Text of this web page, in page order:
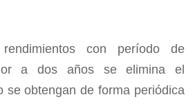
con período de
a dos años se elimina el
se obtengan de forma periódica